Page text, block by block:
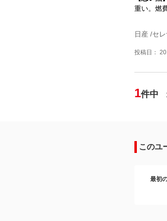
重い。燃
日産 /セ
投稿日：
1件中
このユ
最初